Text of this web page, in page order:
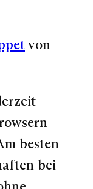
von
besten
bei